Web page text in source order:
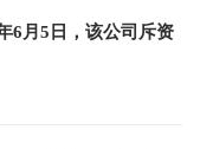
6月5日，该公司斥资